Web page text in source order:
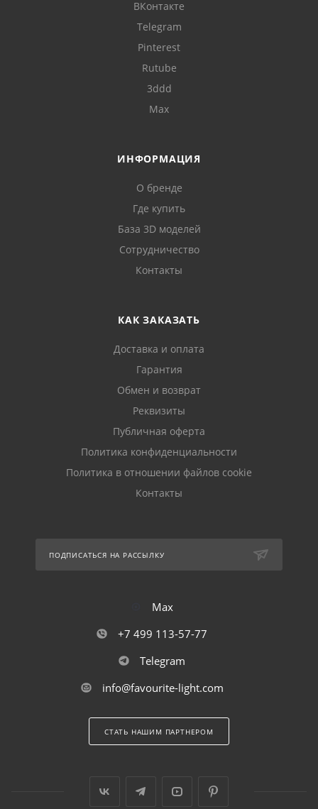
ВКонтакте
Telegram
Pinterest
Rutube
3ddd
Max
ИНФОРМАЦИЯ
О бренде
Где купить
База 3D моделей
Сотрудничество
Контакты
КАК ЗАКАЗАТЬ
Доставка и оплата
Гарантия
Обмен и возврат
Реквизиты
Публичная оферта
Политика конфиденциальности
Политика в отношении файлов cookie
Контакты
ПОДПИСАТЬСЯ НА РАССЫЛКУ
Max
+7 499 113-57-77
Telegram
info@favourite-light.com
СТАТЬ НАШИМ ПАРТНЕРОМ